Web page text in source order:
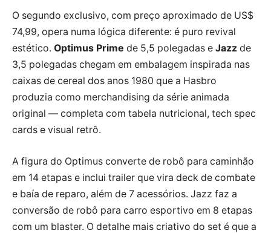
O segundo exclusivo, com preço aproximado de US$
74,99, opera numa lógica diferente: é puro revival
estético. Optimus Prime de 5,5 polegadas e Jazz de
3,5 polegadas chegam em embalagem inspirada nas
caixas de cereal dos anos 1980 que a Hasbro
produzia como merchandising da série animada
original — completa com tabela nutricional, tech spec
cards e visual retrô.
A figura do Optimus converte de robô para caminhão
em 14 etapas e inclui trailer que vira deck de combate
e baía de reparo, além de 7 acessórios. Jazz faz a
conversão de robô para carro esportivo em 8 etapas
com um blaster. O detalhe mais criativo do set é que a